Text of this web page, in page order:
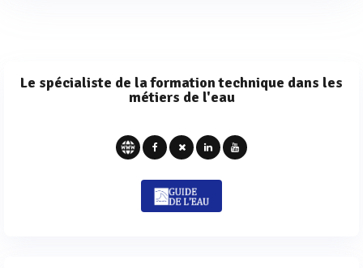
Le spécialiste de la formation technique dans les
métiers de l'eau